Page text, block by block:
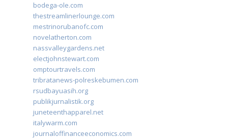
bodega-ole.com
thestreamlinerlounge.com
mestrinorubanofc.com
novelatherton.com
nassvalleygardens.net
electjohnstewart.com
omptourtravels.com
tribratanews-polreskebumen.com
rsudbayuasih.org
publikjurnalistik.org
juneteenthapparel.net
italywarm.com
journaloffinanceeconomics.com